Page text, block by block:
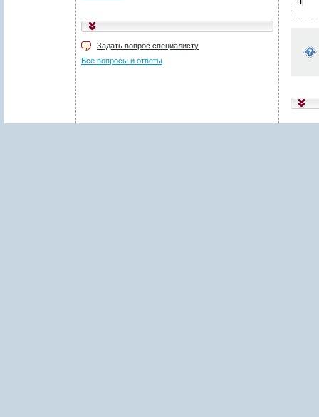
Задать вопрос специалисту
Все вопросы и ответы
Укажите код, изображённый
Поля, отмеченные звёздочкой (*), обязательны для заполнения.